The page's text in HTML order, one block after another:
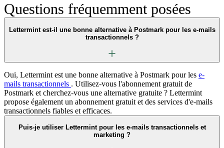
Questions fréquemment posées
Lettermint est-il une bonne alternative à Postmark pour les e-mails
transactionnels ?
Oui, Lettermint est une bonne alternative à Postmark pour les e-
mails transactionnels . Utilisez-vous l'abonnement gratuit de
Postmark et cherchez-vous une alternative gratuite ? Lettermint
propose également un abonnement gratuit et des services d'e-mails
transactionnels fiables et efficaces.
Puis-je utiliser Lettermint pour les e-mails transactionnels et
marketing ?